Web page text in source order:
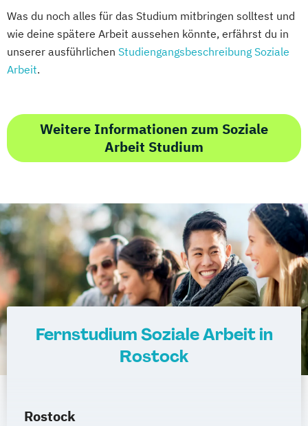
Was du noch alles für das Studium mitbringen solltest und
wie deine spätere Arbeit aussehen könnte, erfährst du in
unserer ausführlichen Studiengangsbeschreibung Soziale
Arbeit.
Weitere Informationen zum Soziale
Arbeit Studium
Fernstudium Soziale Arbeit in
Rostock
Rostock